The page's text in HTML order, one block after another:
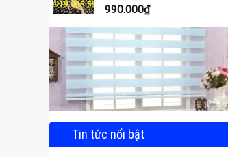
990.000₫
Tin tức nổi bật